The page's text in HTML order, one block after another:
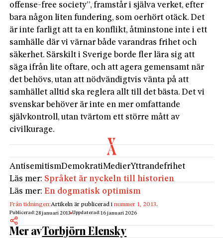
offense-free society”, framstår i själva verket, efter
bara någon liten fundering, som oerhört otäck. Det
är inte farligt att ta en konflikt, åtminstone inte i ett
samhälle där vi värnar både varandras frihet och
säkerhet. Särskilt i Sverige borde fler lära sig att
säga ifrån lite oftare, och att agera gemensamt när
det behövs, utan att nödvändigtvis vänta på att
samhället alltid ska reglera allt till det bästa. Det vi
svenskar behöver är inte en mer omfattande
självkontroll, utan tvärtom ett större mått av
civilkurage.
AntisemitismDemokratiMedierYttrandefrihet
Läs mer: Språket är nyckeln till historien
Läs mer:En dogmatisk optimism
Från tidningen:Artikeln är publicerad inummer 1, 2013.
Publicerad:28 januari 2013 Uppdaterad:16 januari 2026
Mer avTorbjörn Elensky